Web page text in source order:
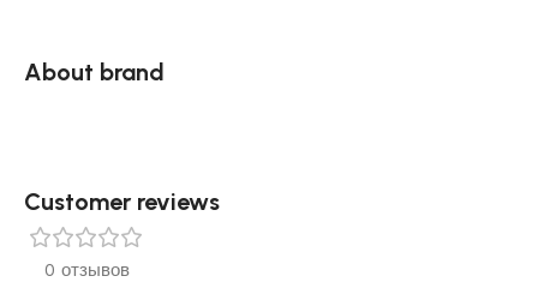
About brand
Customer reviews​
0 отзывов